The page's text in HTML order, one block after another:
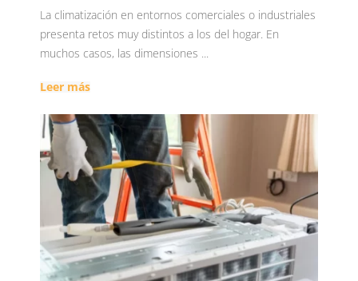
La climatización en entornos comerciales o industriales
presenta retos muy distintos a los del hogar. En
muchos casos, las dimensiones ...
Leer más